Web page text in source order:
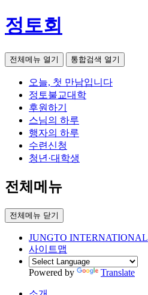
정토회
전체메뉴 열기 통합검색 열기
오늘, 첫 만남입니다
정토불교대학
후원하기
스님의 하루
행자의 하루
수련신청
청년·대학생
전체메뉴
전체메뉴 닫기
JUNGTO INTERNATIONAL
사이트맵
Powered by Translate